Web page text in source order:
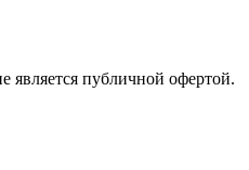
является публичной офертой.